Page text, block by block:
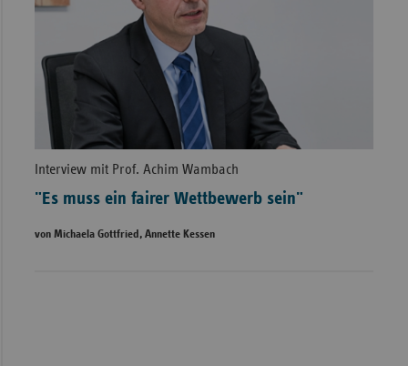
Interview mit Prof. Achim Wambach
"Es muss ein fairer Wettbewerb sein"
von Michaela Gottfried, Annette Kessen